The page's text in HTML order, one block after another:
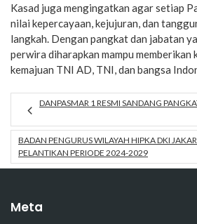
Kasad juga mengingatkan agar setiap
nilai kepercayaan, kejujuran, dan
langkah. Dengan pangkat dan jabatan
perwira diharapkan mampu
kemajuan TNI AD, TNI, dan bangsa
DANPASMAR 1 RESMI SANDANG
BADAN PENGURUS WILAYAH HIPKA DKI
PELANTIKAN PERIODE 2024-2029
Meta